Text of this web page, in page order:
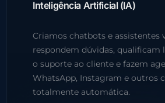
Inteligência Artificial (IA)
Criamos chatbots e assistentes
respondem dúvidas, qualificam
o suporte ao cliente e fazem
WhatsApp, Instagram e outros
totalmente automática.